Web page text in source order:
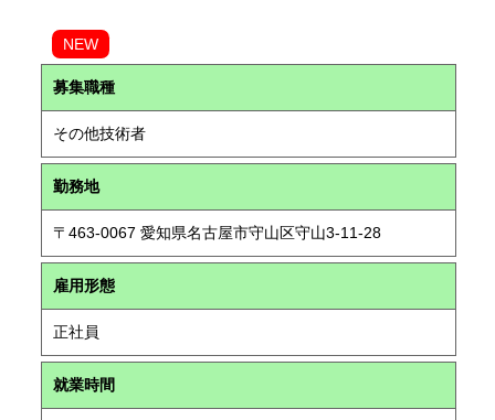
NEW
募集職種
その他技術者
勤務地
〒463-0067 愛知県名古屋市守山区守山3-11-28
雇用形態
正社員
就業時間